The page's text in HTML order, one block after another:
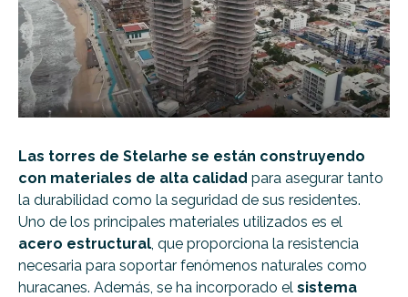
Las torres de Stelarhe se están construyendo
con materiales de alta calidad para asegurar tanto
la durabilidad como la seguridad de sus residentes.
Uno de los principales materiales utilizados es el
acero estructural , que proporciona la resistencia
necesaria para soportar fenómenos naturales como
huracanes. Además, se ha incorporado el sistema